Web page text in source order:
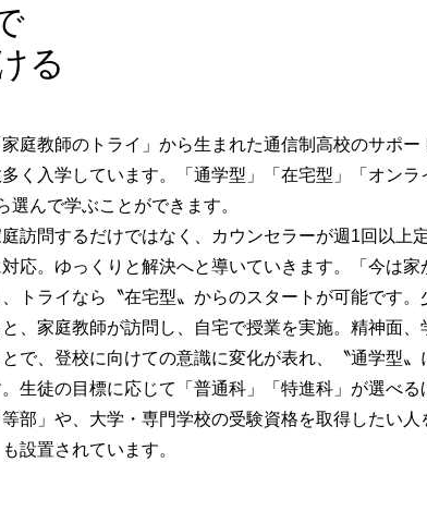
る
庭教師のトライ」から生まれた通信制高校のサポー
く入学しています。「通学型」「在宅型」「オンラ
選んで学ぶことができます。
訪問するだけではなく、カウンセラーが週1回以上
応。ゆっくりと解決へと導いていきます。「今は家
トライなら〝在宅型〟からのスタートが可能です。
、家庭教師が訪問し、自宅で授業を実施。精神面、
で、登校に向けての意識に変化が表れ、〝通学型〟
生徒の目標に応じて「普通科」「特進科」が選べる
部」や、大学・専門学校の受験資格を取得したい人
設置されています。